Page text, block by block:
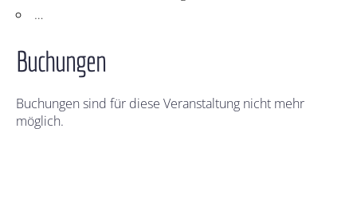
…
Buchungen
Buchungen sind für diese Veranstaltung nicht mehr
möglich.